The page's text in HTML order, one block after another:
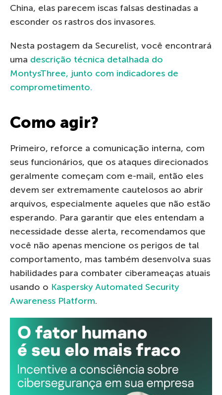
China, elas parecem iscas falsas destinadas a
esconder os rastros dos invasores.
Nesta postagem da Securelist, você encontrará
uma descrição técnica detalhada do
MontysThree, junto com indicadores de
comprometimento.
Como agir?
Primeiro, reforce a comunicação interna, com
seus funcionários, que os ataques direcionados
geralmente começam com e-mail, então eles
devem ser extremamente cautelosos ao abrir
arquivos, especialmente aqueles que não estão
esperando. Para garantir que eles entendam a
necessidade desse alerta, recomendamos que
você não apenas mencione os perigos de tal
comportamento, mas também desenvolva suas
habilidades para combater ciberameaças atuais
usando o Kaspersky Automated Security
Awareness Platform.